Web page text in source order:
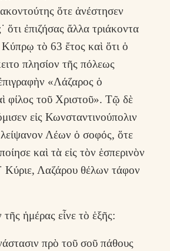
ὅτε ἀνέστησεν
ὅτι ἐπιζήσας ἄλλα τριάκοντα
Κύπρῳ τὸ 63 ἔτος καὶ ὅτι ὁ
πλησίον τῆς πόλεως
«Λάζαρος ὁ
φίλος τοῦ Χριστοῦ». Τῷ δὲ
εἰς Κωνσταντινούπολιν
λείψανον Λέων ὁ σοφός, ὅτε
καὶ τὰ εἰς τὸν ἑσπερινὸν
Κύριε, Λαζάρου θέλων τάφον
ἡμέρας εἶνε τὸ ἑξῆς:
πρὸ τοῦ σοῦ πάθους